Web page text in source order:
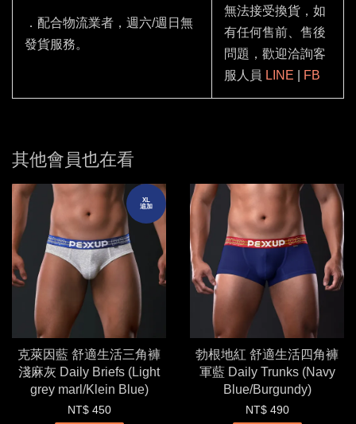
無法接受換貨，如
有任何售前、售後
問題，歡迎洽詢客
服人員 LINE FB
．配合物流業者，週六/週日無
發貨服務。
其他會員也在看
XL
追加
克萊因藍 舒適生活三角褲
淺麻灰 Daily Briefs (Light
grey marl/Klein Blue)
NT$ 450
勃根地紅 舒適生活四角褲
軍藍 Daily Trunks (Navy
Blue/Burgundy)
NT$ 490